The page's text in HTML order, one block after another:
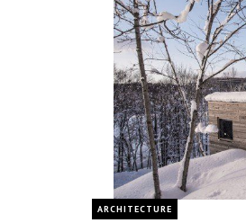
ARCHITECTURE